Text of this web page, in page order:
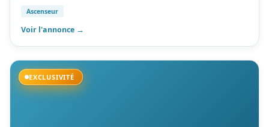
Ascenseur
Voir l'annonce →
EXCLUSIVITÉ
Disponible